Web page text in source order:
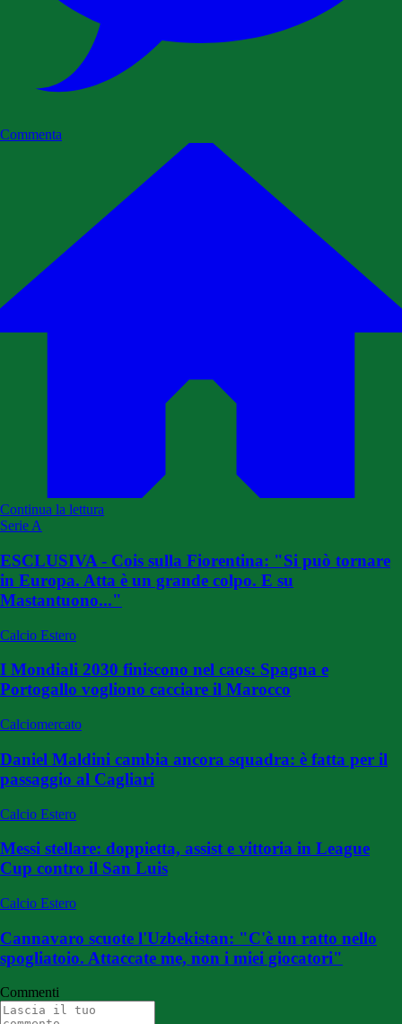
Commenta
Continua la lettura
Serie A
ESCLUSIVA - Cois sulla Fiorentina: "Si può tornare
in Europa. Atta è un grande colpo. E su
Mastantuono..."
Calcio Estero
I Mondiali 2030 finiscono nel caos: Spagna e
Portogallo vogliono cacciare il Marocco
Calciomercato
Daniel Maldini cambia ancora squadra: è fatta per il
passaggio al Cagliari
Calcio Estero
Messi stellare: doppietta, assist e vittoria in League
Cup contro il San Luis
Calcio Estero
Cannavaro scuote l'Uzbekistan: "C'è un ratto nello
spogliatoio. Attaccate me, non i miei giocatori"
Commenti